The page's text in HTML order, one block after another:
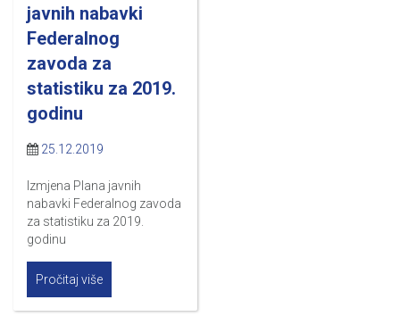
javnih nabavki
Federalnog
zavoda za
statistiku za 2019.
godinu
25.12.2019
Izmjena Plana javnih
nabavki Federalnog zavoda
za statistiku za 2019.
godinu
Pročitaj više